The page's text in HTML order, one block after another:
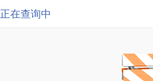
正在查询中